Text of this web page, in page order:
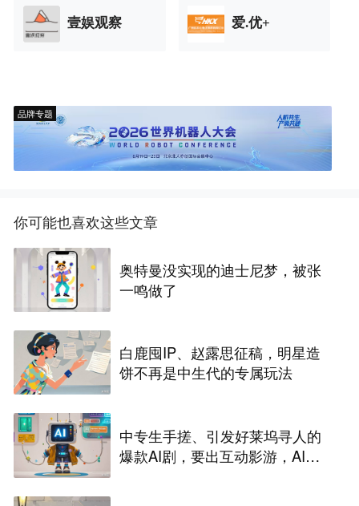
壹娱观察 爱.优+
品牌专题
你可能也喜欢这些文章
奥特曼没实现的迪士尼梦，被张
一鸣做了
白鹿囤IP、赵露思征稿，明星造
饼不再是中生代的专属玩法
中专生手搓、引发好莱坞寻人的
爆款AI剧，要出互动影游，AI剧